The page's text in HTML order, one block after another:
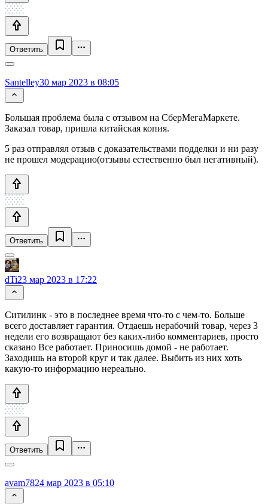
Ответить
Santelley30 мар 2023 в 08:05
Большая проблема была с отзывом на СберМегаМаркете.
Заказал товар, пришла китайская копия.
5 раз отправлял отзыв с доказательствами подделки и ни разу
не прошел модерацию(отзывы естественно был негативный).
Ответить
dTi23 мар 2023 в 17:22
Ситилинк - это в последнее время что-то с чем-то. Больше
всего доставляет гарантия. Отдаешь нерабочий товар, через 3
недели его возвращают без каких-либо комментариев, просто
сказано Все работает. Приносишь домой - не работает.
Заходишь на второй круг и так далее. Выбить из них хоть
какую-то информацию нереально.
Ответить
avam7824 мар 2023 в 05:10